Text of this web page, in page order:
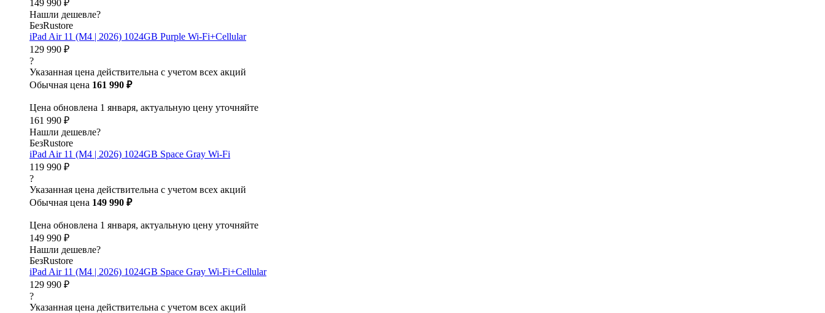
149 990 ₽
Нашли дешевле?
БезRustore
iPad Air 11 (M4 | 2026) 1024GB Purple Wi-Fi+Cellular
129 990 ₽
?
Указанная цена действительна с учетом всех акций
Обычная цена 161 990 ₽
Цена обновлена 1 января, актуальную цену уточняйте
161 990 ₽
Нашли дешевле?
БезRustore
iPad Air 11 (M4 | 2026) 1024GB Space Gray Wi-Fi
119 990 ₽
?
Указанная цена действительна с учетом всех акций
Обычная цена 149 990 ₽
Цена обновлена 1 января, актуальную цену уточняйте
149 990 ₽
Нашли дешевле?
БезRustore
iPad Air 11 (M4 | 2026) 1024GB Space Gray Wi-Fi+Cellular
129 990 ₽
?
Указанная цена действительна с учетом всех акций